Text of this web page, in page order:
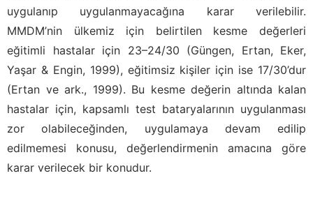
uygulanıp uygulanmayacağına karar verilebilir.
MMDM’nin ülkemiz için belirtilen kesme değerleri
eğitimli hastalar için 23–24/30 (Güngen, Ertan, Eker,
Yaşar & Engin, 1999), eğitimsiz kişiler için ise 17/30’dur
(Ertan ve ark., 1999). Bu kesme değerin altında kalan
hastalar için, kapsamlı test bataryalarının uygulanması
zor olabileceğinden, uygulamaya devam edilip
edilmemesi konusu, değerlendirmenin amacına göre
karar verilecek bir konudur.